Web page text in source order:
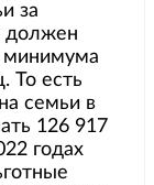
за
должен
минимума
То есть
семьи в
126 917
годах